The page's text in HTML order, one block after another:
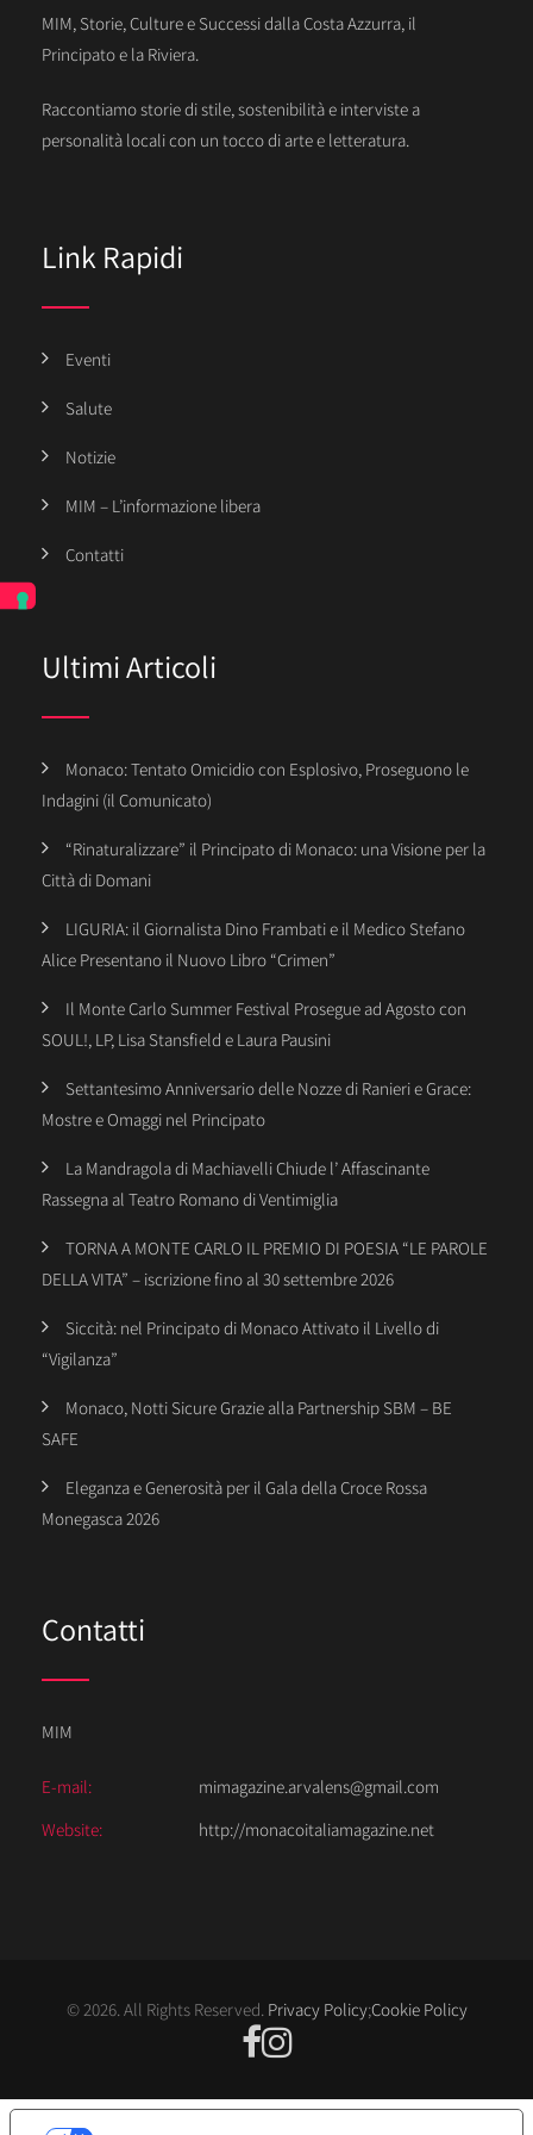
MIM, Storie, Culture e Successi dalla Costa Azzurra, il
Principato e la Riviera.
Raccontiamo storie di stile, sostenibilità e interviste a
personalità locali con un tocco di arte e letteratura.
Link Rapidi
Eventi
Salute
Notizie
MIM – L’informazione libera
Contatti
Ultimi Articoli
Monaco: Tentato Omicidio con Esplosivo, Proseguono le
Indagini (il Comunicato)
“Rinaturalizzare” il Principato di Monaco: una Visione per la
Città di Domani
LIGURIA: il Giornalista Dino Frambati e il Medico Stefano
Alice Presentano il Nuovo Libro “Crimen”
Il Monte Carlo Summer Festival Prosegue ad Agosto con
SOUL!, LP, Lisa Stansfield e Laura Pausini
Settantesimo Anniversario delle Nozze di Ranieri e Grace:
Mostre e Omaggi nel Principato
La Mandragola di Machiavelli Chiude l’ Affascinante
Rassegna al Teatro Romano di Ventimiglia
TORNA A MONTE CARLO IL PREMIO DI POESIA “LE PAROLE
DELLA VITA” – iscrizione fino al 30 settembre 2026
Siccità: nel Principato di Monaco Attivato il Livello di
“Vigilanza”
Monaco, Notti Sicure Grazie alla Partnership SBM – BE
SAFE
Eleganza e Generosità per il Gala della Croce Rossa
Monegasca 2026
Contatti
MIM
E-mail:
mimagazine.arvalens@gmail.com
Website:
http://monacoitaliamagazine.net
© 2026. All Rights Reserved. Privacy Policy;Cookie Policy